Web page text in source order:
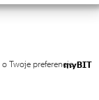
myBIT
Twoje preferencje